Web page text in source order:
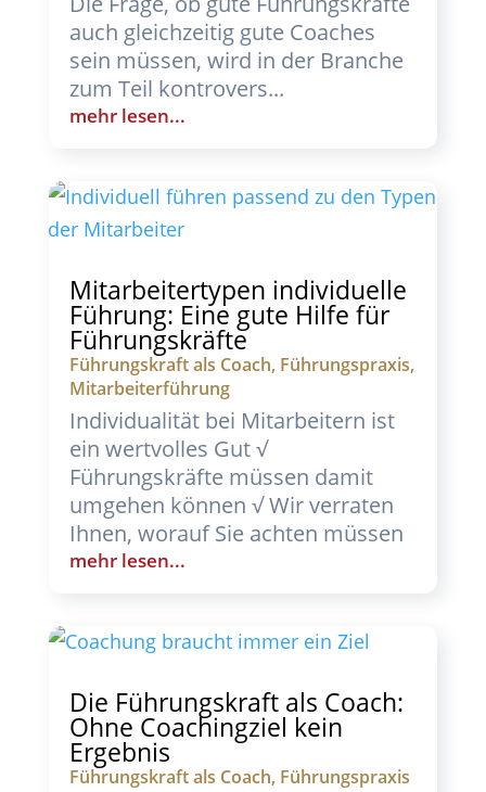
auch gleichzeitig gute Coaches
sein müssen, wird in der Branche
zum Teil kontrovers...
mehr lesen...
Mitarbeitertypen individuelle
Führung: Eine gute Hilfe für
Führungskräfte
Führungskraft als Coach, Führungspraxis,
Mitarbeiterführung
Individualität bei Mitarbeitern ist
ein wertvolles Gut √
Führungskräfte müssen damit
umgehen können √ Wir verraten
Ihnen, worauf Sie achten müssen
mehr lesen...
Die Führungskraft als Coach:
Ohne Coachingziel kein
Ergebnis
Führungskraft als Coach, Führungspraxis